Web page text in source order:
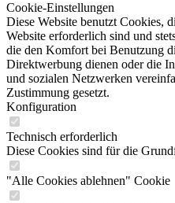
Cookie-Einstellungen
Diese Website benutzt Cookies,
Website erforderlich sind und
die den Komfort bei Benutzung
Direktwerbung dienen oder die
und sozialen Netzwerken
Zustimmung gesetzt.
Konfiguration
Technisch erforderlich
Diese Cookies sind für die
"Alle Cookies ablehnen" Cookie